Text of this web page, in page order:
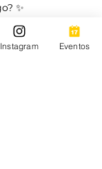
✨
que
Instagram Eventos